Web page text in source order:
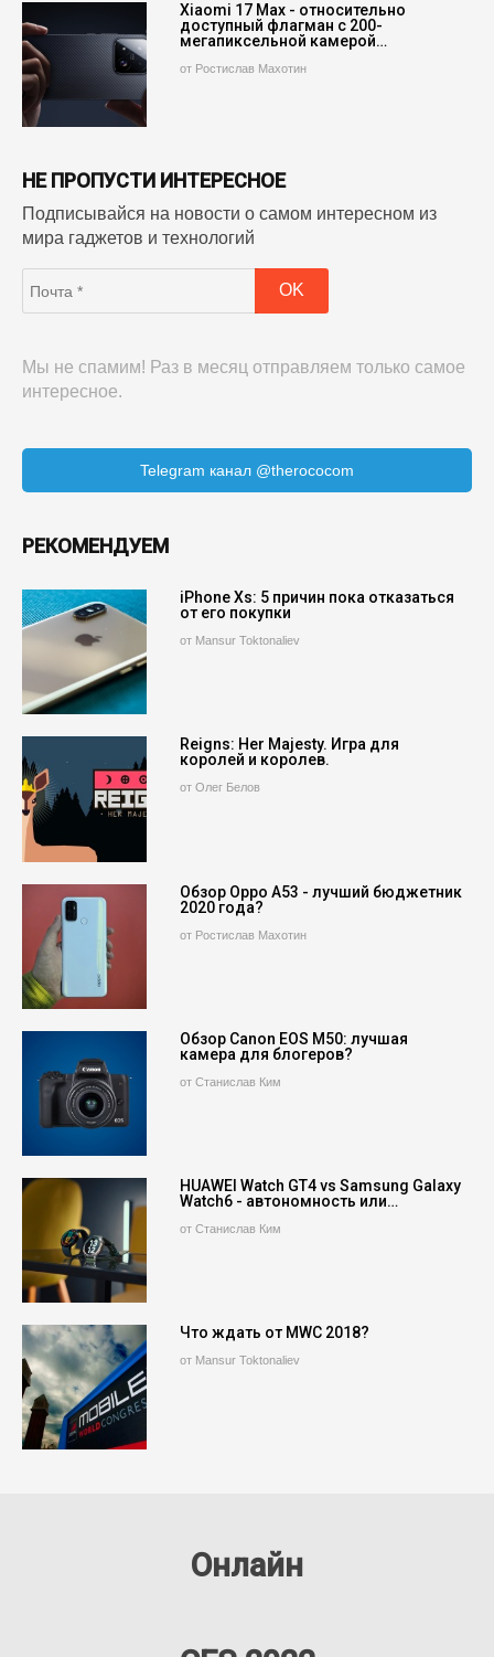
Xiaomi 17 Max - относительно
доступный флагман с 200-
мегапиксельной камерой…
от Ростислав Махотин
НЕ ПРОПУСТИ ИНТЕРЕСНОЕ
Подписывайся на новости о самом интересном из
мира гаджетов и технологий
Мы не спамим! Раз в месяц отправляем только самое
интересное.
Telegram канал @therococom
РЕКОМЕНДУЕМ
iPhone Xs: 5 причин пока отказаться
от его покупки
от Mansur Toktonaliev
Reigns: Her Majesty. Игра для
королей и королев.
от Олег Белов
Обзор Oppo A53 - лучший бюджетник
2020 года?
от Ростислав Махотин
Обзор Canon EOS M50: лучшая
камера для блогеров?
от Станислав Ким
HUAWEI Watch GT4 vs Samsung Galaxy
Watch6 - автономность или…
от Станислав Ким
Что ждать от MWC 2018?
от Mansur Toktonaliev
Онлайн